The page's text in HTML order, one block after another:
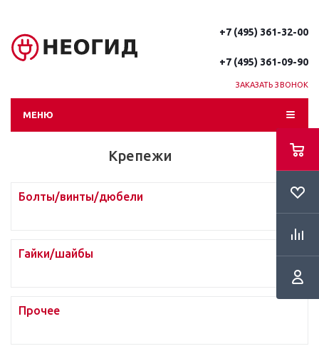
+7 (495) 361-32-00
+7 (495) 361-09-90
ЗАКАЗАТЬ ЗВОНОК
МЕНЮ
Крепежи
Болты/винты/дюбели
Гайки/шайбы
Прочее